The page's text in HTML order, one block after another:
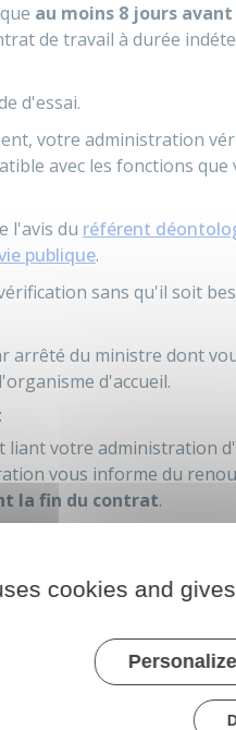
au moins 8 jours
de travail à durée
d'essai.
votre administration
avec les fonctions que
l'avis du référent
publique.
sans qu'il soit
arrêté du ministre dont
d'accueil.
liant votre administration
vous informe du
la fin du contrat.
d'office est prononcé
liant votre administration à
contrat avec un
de votre
établir un nouveau
celles
cookies and
Personalize